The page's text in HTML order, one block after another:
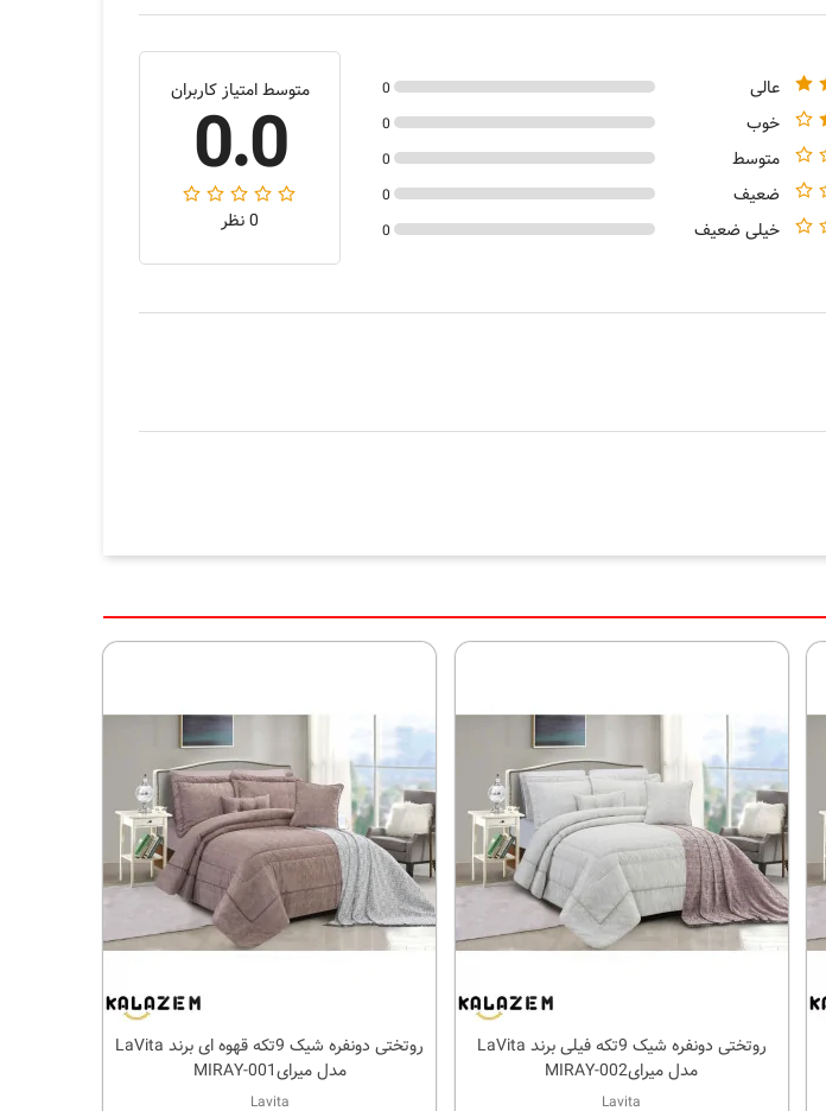
متوسط امتیاز کاربران
0.0
0 نظر
عالی 0
خوب 0
متوسط 0
ضعیف 0
خیلی ضعیف 0
کالای مورد علاقه
روتختی دونفره شیک 9تکه فیلی برند LaVita
مدل میرایMIRAY-002
Lavita
کالای مورد علاقه
روتختی دونفره شیک 9تکه قهوه ای برند LaVita
مدل میرایMIRAY-001
Lavita